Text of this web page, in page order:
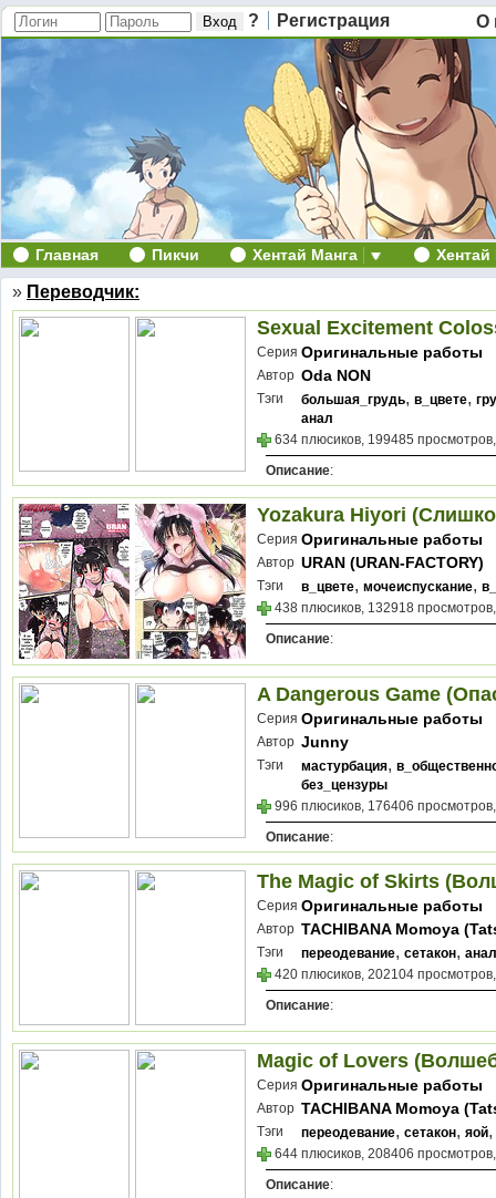
? Регистрация О
Главная Пикчи Хентай Манга
» Переводчик:
Sexual Excitement
Серия Оригинальные работы
Автор Oda NON
Тэги большая_грудь, в_цвете,
анал
634 плюсиков, 199485
Описание:
Yozakura Hiyori
Серия Оригинальные работы
Автор URAN (URAN-FACTORY)
Тэги в_цвете, мочеиспускание,
438 плюсиков, 132918
Описание:
A Dangerous Game
Серия Оригинальные работы
Автор Junny
Тэги мастурбация,
без_цензуры
996 плюсиков, 176406
Описание:
The Magic of Skirts
Серия Оригинальные работы
Автор TACHIBANA Momoya
Momoya)
Тэги переодевание, сетакон, анал
420 плюсиков, 202104
Описание:
Magic of Lovers
Серия Оригинальные работы
Автор TACHIBANA Momoya
Momoya)
Тэги переодевание, сетакон, яой,
644 плюсиков, 208406
Описание: